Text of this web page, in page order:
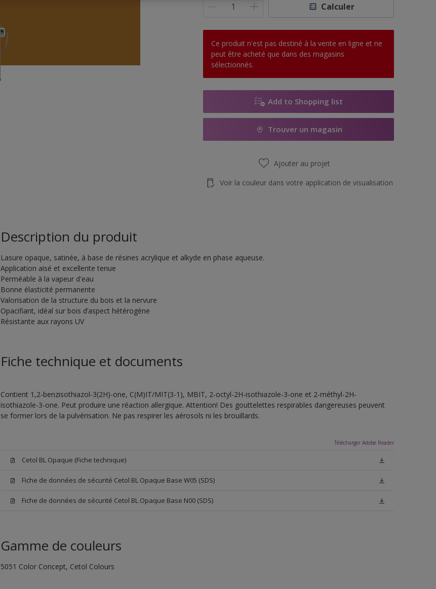
Calculer
Ce produit n'est pas destiné à la vente en ligne et ne
peut être acheté que dans des magasins
sélectionnés.
Add to Shopping list
Trouver un magasin
Ajouter au projet
Voir la couleur dans votre application de visualisation
Description du produit
Lasure opaque, satinée, à base de résines acrylique et alkyde en phase aqueuse.
Application aisé et excellente tenue
Perméable à la vapeur d'eau
Bonne élasticité permanente
Valorisation de la structure du bois et la nervure
Opacifiant, idéal sur bois d’aspect hétérogène
Résistante aux rayons UV
Fiche technique et documents
Contient 1,2-benzisothiazol-3(2H)-one, C(M)IT/MIT(3-1), MBIT, 2-octyl-2H-isothiazole-3-one et 2-méthyl-2H-
isothiazole-3-one. Peut produire une réaction allergique. Attention! Des gouttelettes respirables dangereuses peuvent
se former lors de la pulvérisation. Ne pas respirer les aérosols ni les brouillards.
Télécharger Adobe Reader
Cetol BL Opaque (Fiche technique)
Fiche de données de sécurité Cetol BL Opaque Base W05 (SDS)
Fiche de données de sécurité Cetol BL Opaque Base N00 (SDS)
Gamme de couleurs
5051 Color Concept, Cetol Colours